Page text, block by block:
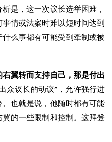
是，这一次议长选举困难，
情或法案时难以短时间达到
么事都有可能受到牵制或被
翼转而支持自己，那是付出
众议长的动议”，允许强行进
也就是说，他随时都有可能
的一些限制和控制。这拜登